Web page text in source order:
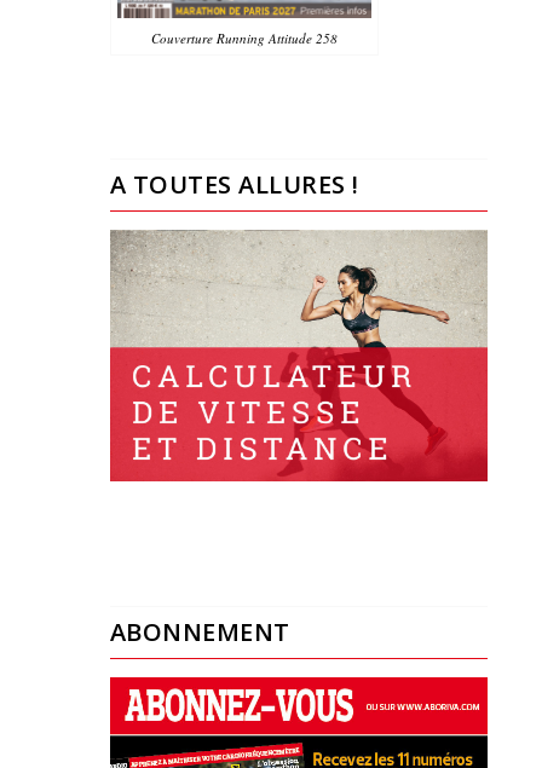
Couverture Running Attitude 258
A TOUTES ALLURES !
ABONNEMENT